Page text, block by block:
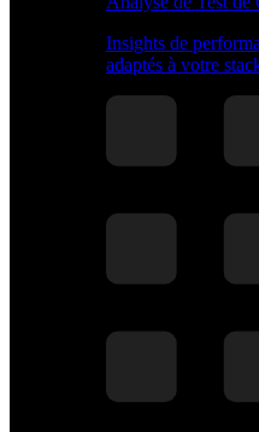
Insights de
adaptés à votre